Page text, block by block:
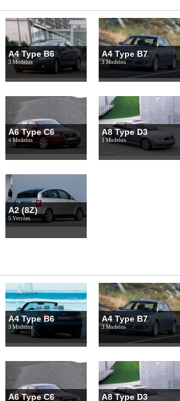
A4 Type B6
3 Modelos
A4 Type B7
3 Modelos
A6 Type C6
4 Modelos
A8 Type D3
1 Modelos
A2 (8Z)
5 Versões
A4 Type B6
3 Modelos
A4 Type B7
3 Modelos
A6 Type C6 A8 Type D3